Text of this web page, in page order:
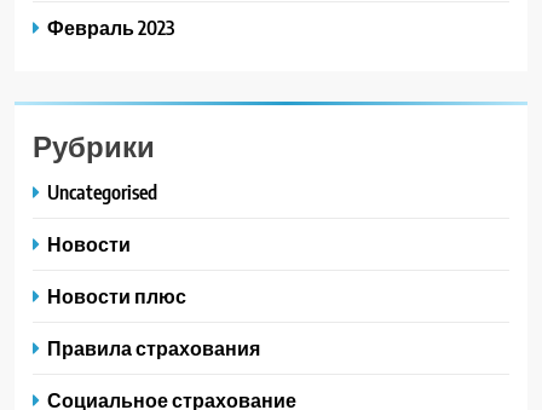
Февраль 2023
Рубрики
Uncategorised
Новости
Новости плюс
Правила страхования
Социальное страхование